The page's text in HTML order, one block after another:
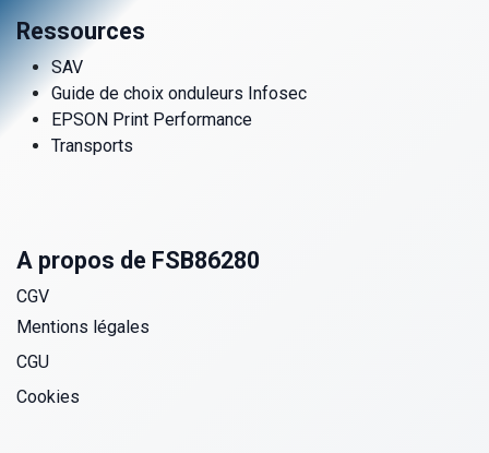
Ressources
SAV
Guide de choix onduleurs Infosec
EPSON Print Performance
Transports
A propos de FSB86280
CGV
Mentions légales
CGU
Cookies